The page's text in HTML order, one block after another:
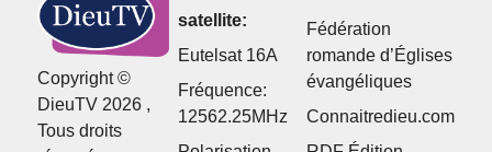
Copyright ©
DieuTV 2026 ,
Tous droits
satellite:
Eutelsat 16A
Fréquence:
12562.25MHz
Fédération
romande d’Églises
évangéliques
Connaitredieu.com